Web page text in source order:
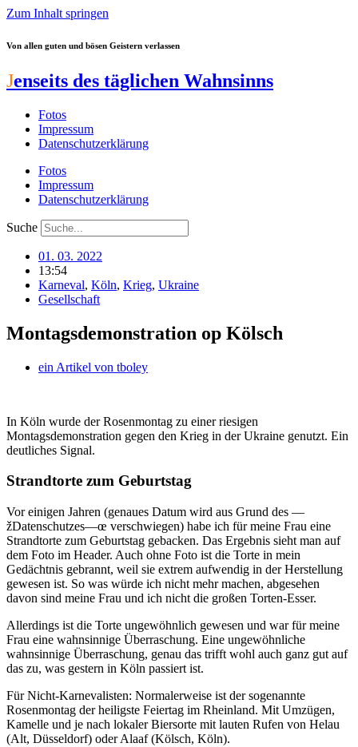
Zum Inhalt springen
Von allen guten und bösen Geistern verlassen
Jenseits des täglichen Wahnsinns
Fotos
Impressum
Datenschutzerklärung
Fotos
Impressum
Datenschutzerklärung
Suche
01. 03. 2022
13:54
Karneval, Köln, Krieg, Ukraine
Gesellschaft
Montagsdemonstration op Kölsch
ein Artikel von tboley
In Köln wurde der Rosenmontag zu einer riesigen
Montagsdemonstration gegen den Krieg in der Ukraine genutzt. Ein
deutliches Signal.
Strandtorte zum Geburtstag
Vor einigen Jahren (genaues Datum wird aus Grund des —
žDatenschutzes—œ verschwiegen) habe ich für meine Frau eine
Strandtorte zum Geburtstag gebacken. Das Ergebnis sieht man auf
dem Foto im Header. Auch ohne Foto ist die Torte in mein
Gedächtnis gebrannt, weil sie extrem aufwendig in der Herstellung
gewesen ist. So was würde ich nicht mehr machen, abgesehen
davon sind meine Frau und ich nicht die großen Torten-Esser.
Allerdings ist die Torte ungewöhnlich gewesen und war für meine
Frau eine wahnsinnige Überraschung. Eine ungewöhnliche
wahnsinnige Überraschung, genau das trifft wohl auch ganz gut auf
das zu, was gestern in Köln passiert ist.
Für Nicht-Karnevalisten: Normalerweise ist der sogenannte
Rosenmontag der heiligste Feiertag im Rheinland. Mit Umzügen,
Kamelle und je nach lokaler Biersorte mit lauten Rufen von Helau
(Alt, Düsseldorf) oder Alaaf (Kölsch, Köln).